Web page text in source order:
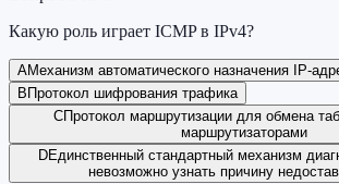
Какую роль играет ICMP в IPv4?
AМеханизм автоматического назначения IP-
B Протокол шифрования трафика
CПротокол маршрутизации для обмена
маршрутизаторами
DЕдинственный стандартный механизм
невозможно узнать причину